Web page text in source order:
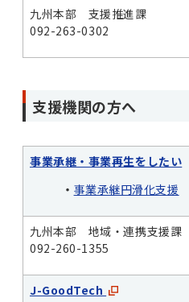
九州本部 支援推進課
092-263-0302
支援機関の方へ
事業承継・事業再生をしたい
・ 事業承継円滑化支援
九州本部 地域・連携支援課
092-260-1355
J-GoodTech